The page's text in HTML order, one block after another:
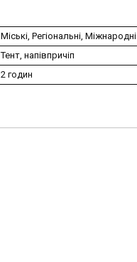
Міські, Регіональні, Міжнародні
Тент, напівпричіп
2 годин